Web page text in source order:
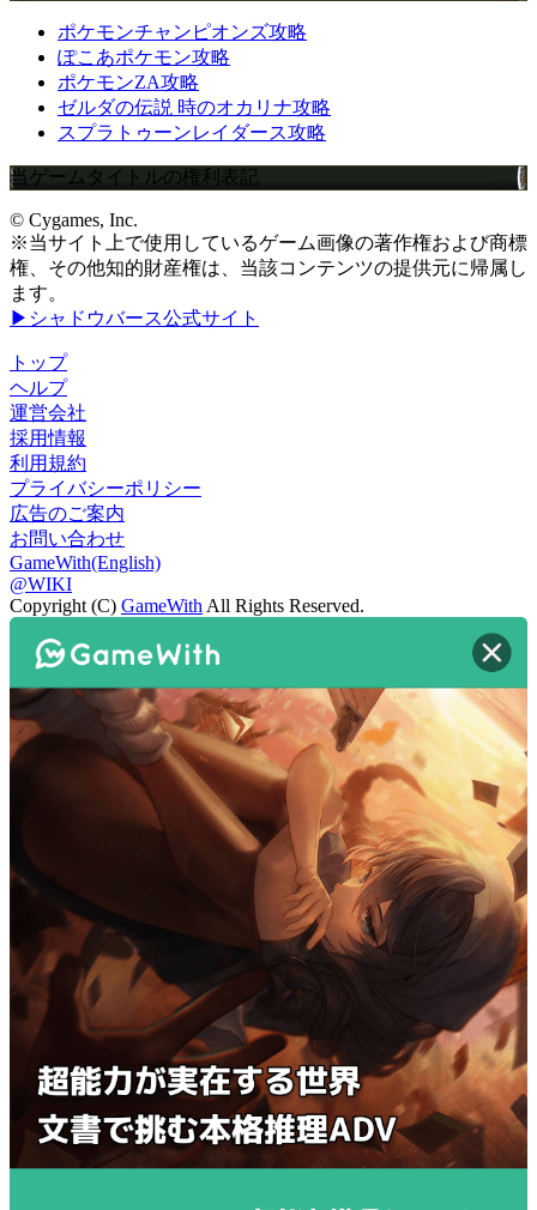
ポケモンチャンピオンズ攻略
ぽこあポケモン攻略
ポケモンZA攻略
ゼルダの伝説 時のオカリナ攻略
スプラトゥーンレイダース攻略
当ゲームタイトルの権利表記
© Cygames, Inc.
※当サイト上で使用しているゲーム画像の著作権および商標
権、その他知的財産権は、当該コンテンツの提供元に帰属し
ます。
▶シャドウバース公式サイト
トップ
ヘルプ
運営会社
採用情報
利用規約
プライバシーポリシー
広告のご案内
お問い合わせ
GameWith(English)
@WIKI
Copyright (C) GameWith All Rights Reserved.